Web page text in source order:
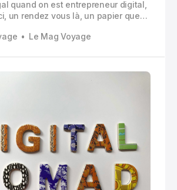
quand on est entrepreneur digital,
un rendez vous là, un papier que
un aller retour juste pour un
Le Mag Voyage